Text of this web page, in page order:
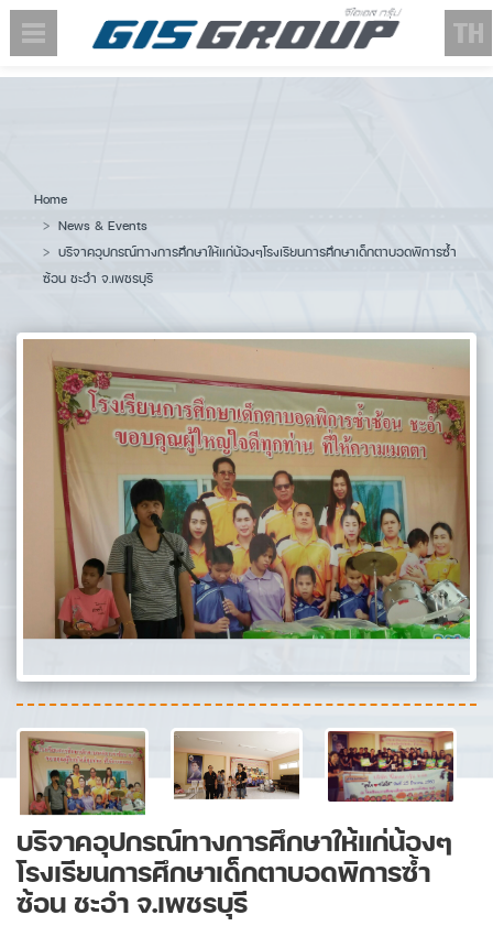
Home
News & Events
บริจาคอุปกรณ์ทางการศึกษาให้แก่น้องๆโรงเรียนการศึกษาเด็กตาบอดพิการซ้ำ
ซ้อน ชะอำ จ.เพชรบุรี
บริจาคอุปกรณ์ทางการศึกษาให้แก่น้องๆ
โรงเรียนการศึกษาเด็กตาบอดพิการซ้ำ
ซ้อน ชะอำ จ.เพชรบุรี